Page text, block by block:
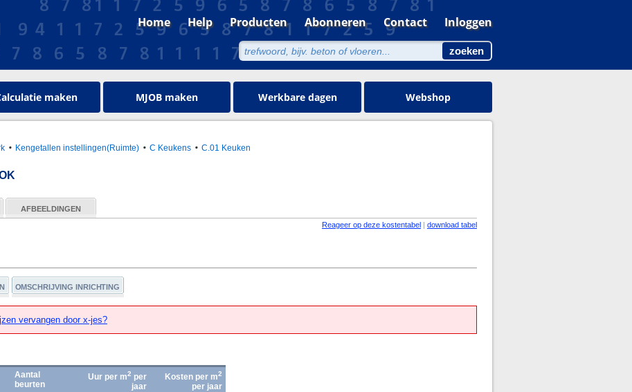
Home Help Producten Abonneren Contact Inloggen
maken MJOB maken Werkbare dagen Webshop
Kengetallen instellingen(Ruimte) C Keukens C.01 Keuken
AFBEELDINGEN
Reageer op deze kostentabel | download tabel
OMSCHRIJVING INRICHTING
vervangen door x-jes?
Aantal
beurten
Uur per m2 per
jaar
Kosten per m2
per jaar